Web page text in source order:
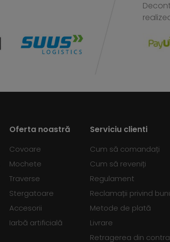
Oferta noastră
Covoare
Mochete
Traverse
Stergatoare
Accesorii
Iarbă artificială
Serviciu clienti
Cum să comandați
Cum să reveniți
Regulament
Reclamații privind
Metode de plată
Livrare
Retragerea din